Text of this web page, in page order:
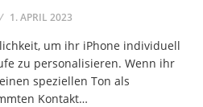
1. APRIL 2023
um ihr iPhone individuell
zu personalisieren. Wenn ihr
speziellen Ton als
Kontakt…